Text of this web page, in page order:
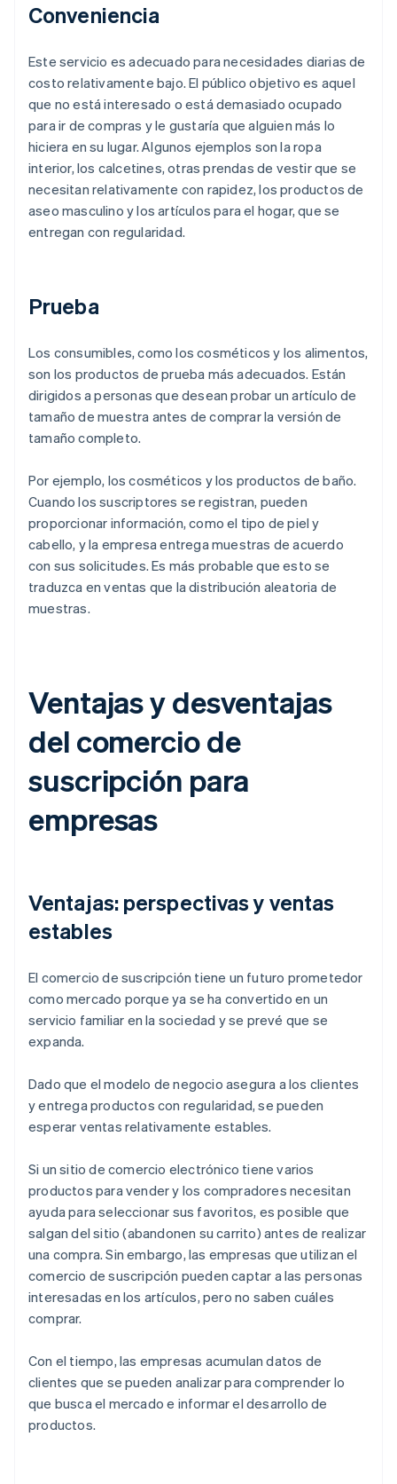
Conveniencia
Este servicio es adecuado para necesidades diarias de
costo relativamente bajo. El público objetivo es aquel
que no está interesado o está demasiado ocupado
para ir de compras y le gustaría que alguien más lo
hiciera en su lugar. Algunos ejemplos son la ropa
interior, los calcetines, otras prendas de vestir que se
necesitan relativamente con rapidez, los productos de
aseo masculino y los artículos para el hogar, que se
entregan con regularidad.
Prueba
Los consumibles, como los cosméticos y los alimentos,
son los productos de prueba más adecuados. Están
dirigidos a personas que desean probar un artículo de
tamaño de muestra antes de comprar la versión de
tamaño completo.
Por ejemplo, los cosméticos y los productos de baño.
Cuando los suscriptores se registran, pueden
proporcionar información, como el tipo de piel y
cabello, y la empresa entrega muestras de acuerdo
con sus solicitudes. Es más probable que esto se
traduzca en ventas que la distribución aleatoria de
muestras.
Ventajas y desventajas
del comercio de
suscripción para
empresas
Ventajas: perspectivas y ventas
estables
El comercio de suscripción tiene un futuro prometedor
como mercado porque ya se ha convertido en un
servicio familiar en la sociedad y se prevé que se
expanda.
Dado que el modelo de negocio asegura a los clientes
y entrega productos con regularidad, se pueden
esperar ventas relativamente estables.
Si un sitio de comercio electrónico tiene varios
productos para vender y los compradores necesitan
ayuda para seleccionar sus favoritos, es posible que
salgan del sitio (abandonen su carrito) antes de realizar
una compra. Sin embargo, las empresas que utilizan el
comercio de suscripción pueden captar a las personas
interesadas en los artículos, pero no saben cuáles
comprar.
Con el tiempo, las empresas acumulan datos de
clientes que se pueden analizar para comprender lo
que busca el mercado e informar el desarrollo de
productos.